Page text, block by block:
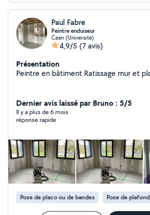
Paul Fabre
Peintre enduiseur
Caen (Universite)
4,9/5 (7 avis)
Présentation
Dernier avis laissé par Bruno : 5/5
Il y a plus de 6 mois
réponse rapide
Pose de placo ou de bandes Pose de plafond